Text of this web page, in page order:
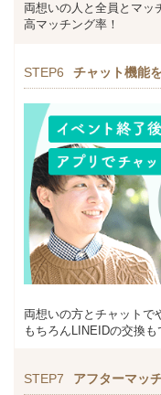
両想いの人と全員とマッ
高マッチング率！
STEP6 チャット機能
両想いの方とチャットで
もちろんLINEIDの交換も
STEP7 アフターマッ